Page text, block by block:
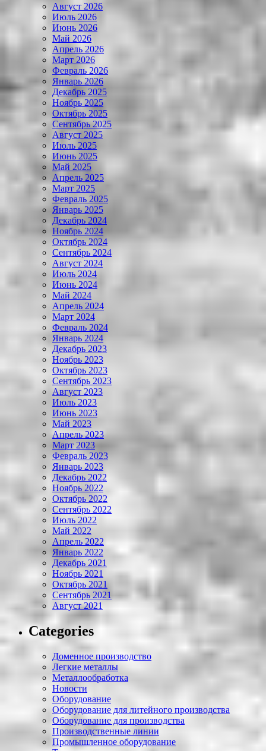
Август 2026
Июль 2026
Июнь 2026
Май 2026
Апрель 2026
Март 2026
Февраль 2026
Январь 2026
Декабрь 2025
Ноябрь 2025
Октябрь 2025
Сентябрь 2025
Август 2025
Июль 2025
Июнь 2025
Май 2025
Апрель 2025
Март 2025
Февраль 2025
Январь 2025
Декабрь 2024
Ноябрь 2024
Октябрь 2024
Сентябрь 2024
Август 2024
Июль 2024
Июнь 2024
Май 2024
Апрель 2024
Март 2024
Февраль 2024
Январь 2024
Декабрь 2023
Ноябрь 2023
Октябрь 2023
Сентябрь 2023
Август 2023
Июль 2023
Июнь 2023
Май 2023
Апрель 2023
Март 2023
Февраль 2023
Январь 2023
Декабрь 2022
Ноябрь 2022
Октябрь 2022
Сентябрь 2022
Июль 2022
Май 2022
Апрель 2022
Январь 2022
Декабрь 2021
Ноябрь 2021
Октябрь 2021
Сентябрь 2021
Август 2021
Categories
Доменное производство
Легкие металлы
Металлообработка
Новости
Оборудование
Оборудование для литейного производства
Оборудование для производства
Производственные линии
Промышленное оборудование